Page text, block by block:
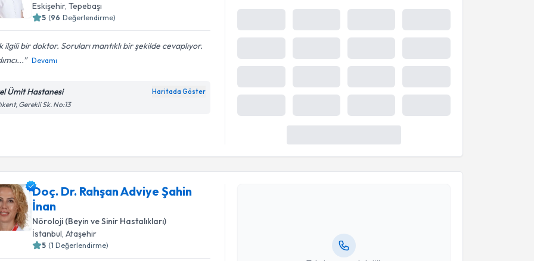
Eskişehir, Tepebaşı
5 (96 Değerlendirme)
ilgili bir doktor. Soruları mantıklı bir şekilde cevaplıyor.
Devamı
Ümit Hastanesi Haritada Göster
Gerekli Sk. No:13
Doç. Dr. Rahşan Adviye Şahin
İnan
Nöroloji (Beyin ve Sinir Hastalıkları)
İstanbul, Ataşehir
5 (1 Değerlendirme)
Randevu Takvimi Talebi